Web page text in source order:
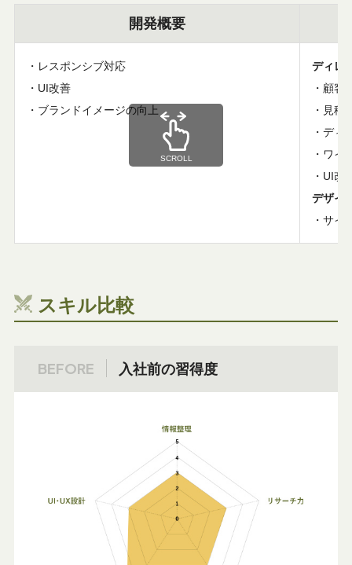
開発概要
レスポンシブ対応
UI改善
ブランドイメージの向上
ディレ
顧客
見積
ディ
ワイ
UI改
デザイ
サイ
SCROLL
スキル比較
BEFORE 入社前の習得度